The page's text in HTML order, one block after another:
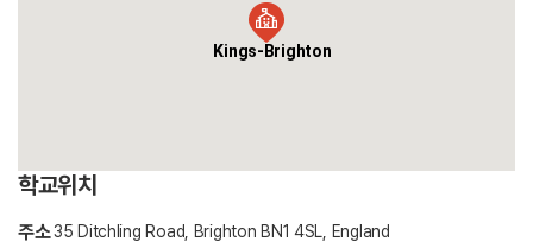
Kings-Brighton
학교위치
주소35 Ditchling Road, Brighton BN1 4SL, England